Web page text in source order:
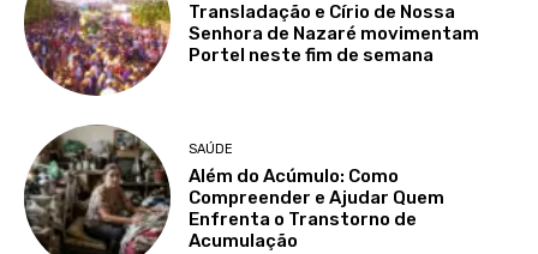
Transladação e Círio de Nossa
Senhora de Nazaré movimentam
Portel neste fim de semana
SAÚDE
Além do Acúmulo: Como
Compreender e Ajudar Quem
Enfrenta o Transtorno de
Acumulação